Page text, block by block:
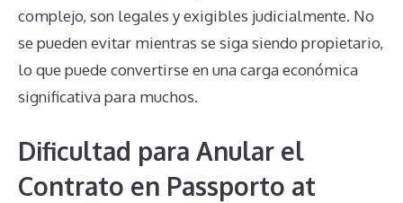
complejo, son legales y exigibles judicialmente. No
se pueden evitar mientras se siga siendo propietario,
lo que puede convertirse en una carga económica
significativa para muchos.
Dificultad para Anular el
Contrato en Passporto at